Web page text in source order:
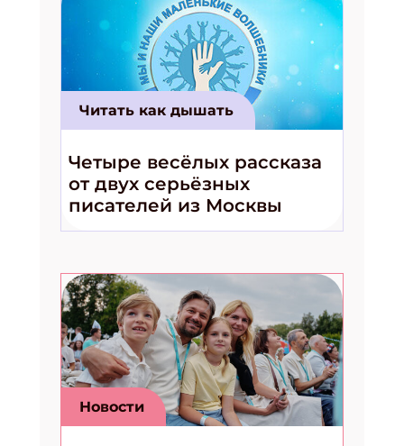
Читать как дышать
Четыре весёлых рассказа
от двух серьёзных
писателей из Москвы
Новости